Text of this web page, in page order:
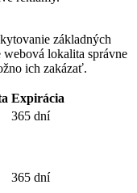
základných
lokalita správne
ich zakázať.
Expirácia
365 dní
365 dní